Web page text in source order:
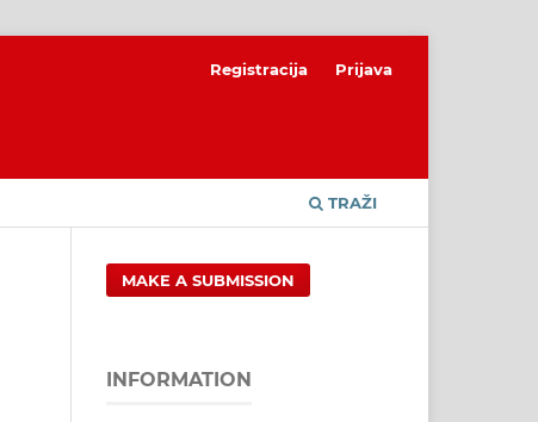
TRAŽI
Registracija Prijava
MAKE A SUBMISSION
INFORMATION